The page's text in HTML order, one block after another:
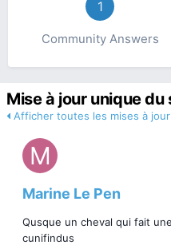
1
Community Answers
Mise à jour unique
Afficher toutes les mises à
Marine Le Pen
Qusque un cheval qui fait
cunifindus